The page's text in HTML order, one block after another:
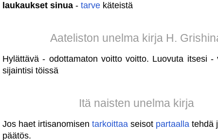
laukaukset sinua - tarve käteistä
Aateliston unelma kirja H.
Hylättävä - odottamaton voitto voitto. Luovuta itsesi -
sijaintisi töissä
Itä naisten unelma kirja
Jos haet irtisanomisen tarkoittaa seisot partaalla tehdä
päätös.